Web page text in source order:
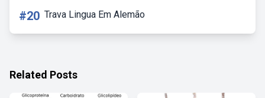
#20 Trava Lingua Em Alemão
Related Posts